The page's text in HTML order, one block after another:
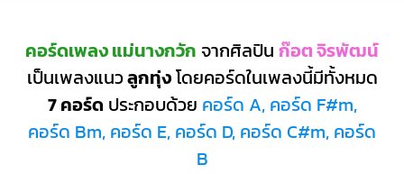
คอร์ดเพลง แม่นางกวัก จากศิลปิน ก๊อต จิรพัฒน์
เป็นเพลงแนวลูกทุ่งโดยคอร์ดในเพลงนี้มีทั้งหมด
7 คอร์ด ประกอบด้วย คอร์ด A, คอร์ด F#m,
คอร์ด Bm, คอร์ด E, คอร์ด D, คอร์ด C#m, คอร์ด
B